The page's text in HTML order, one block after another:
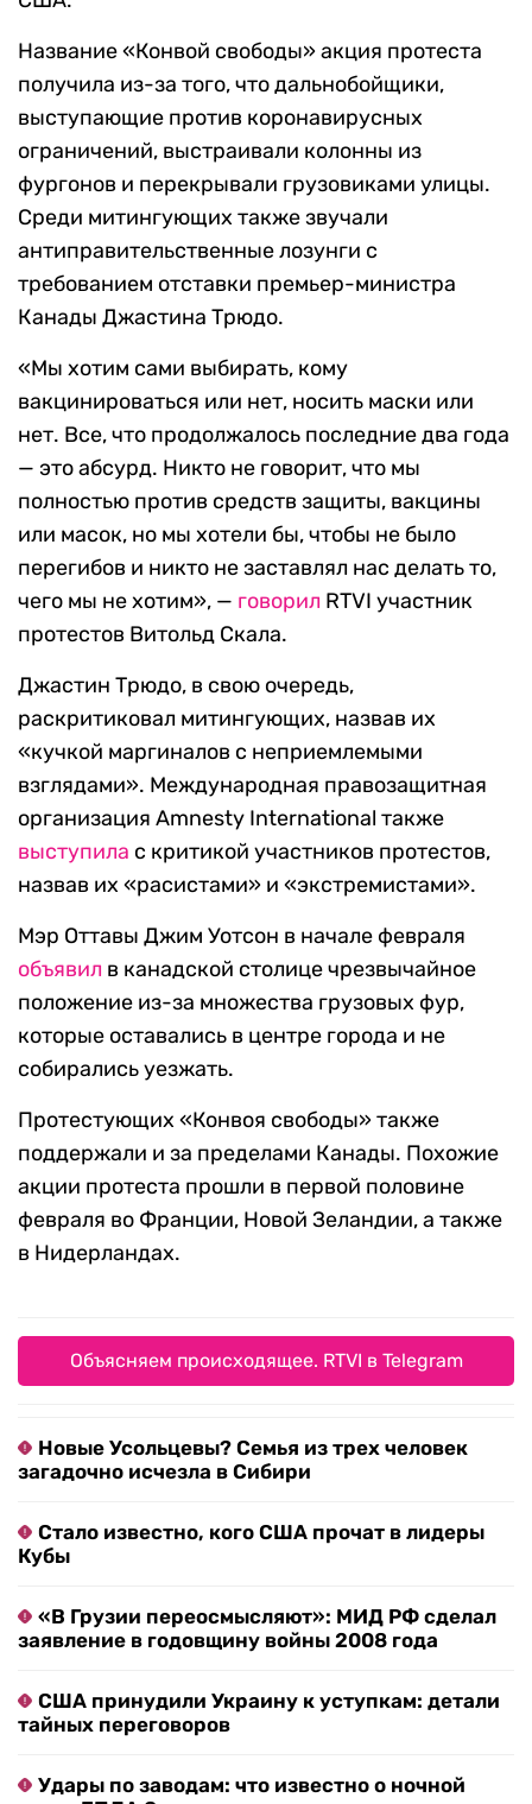
Название «Конвой свободы» акция протеста
получила из-за того, что дальнобойщики,
выступающие против коронавирусных
ограничений, выстраивали колонны из
фургонов и перекрывали грузовиками улицы.
Среди митингующих также звучали
антиправительственные лозунги с
требованием отставки премьер-министра
Канады Джастина Трюдо.
«Мы хотим сами выбирать, кому
вакцинироваться или нет, носить маски или
нет. Все, что продолжалось последние два года
— это абсурд. Никто не говорит, что мы
полностью против средств защиты, вакцины
или масок, но мы хотели бы, чтобы не было
перегибов и никто не заставлял нас делать то,
чего мы не хотим», — говорил RTVI участник
протестов Витольд Скала.
Джастин Трюдо, в свою очередь,
раскритиковал митингующих, назвав их
«кучкой маргиналов с неприемлемыми
взглядами». Международная правозащитная
организация Amnesty International также
выступила с критикой участников протестов,
назвав их «расистами» и «экстремистами».
Мэр Оттавы Джим Уотсон в начале февраля
объявил в канадской столице чрезвычайное
положение из-за множества грузовых фур,
которые оставались в центре города и не
собирались уезжать.
Протестующих «Конвоя свободы» также
поддержали и за пределами Канады. Похожие
акции протеста прошли в первой половине
февраля во Франции, Новой Зеландии, а также
в Нидерландах.
Объясняем происходящее. RTVI в Telegram
Новые Усольцевы? Семья из трех человек
загадочно исчезла в Сибири
Стало известно, кого США прочат в лидеры
Кубы
«В Грузии переосмысляют»: МИД РФ сделал
заявление в годовщину войны 2008 года
США принудили Украину к уступкам: детали
тайных переговоров
Удары по заводам: что известно о ночной